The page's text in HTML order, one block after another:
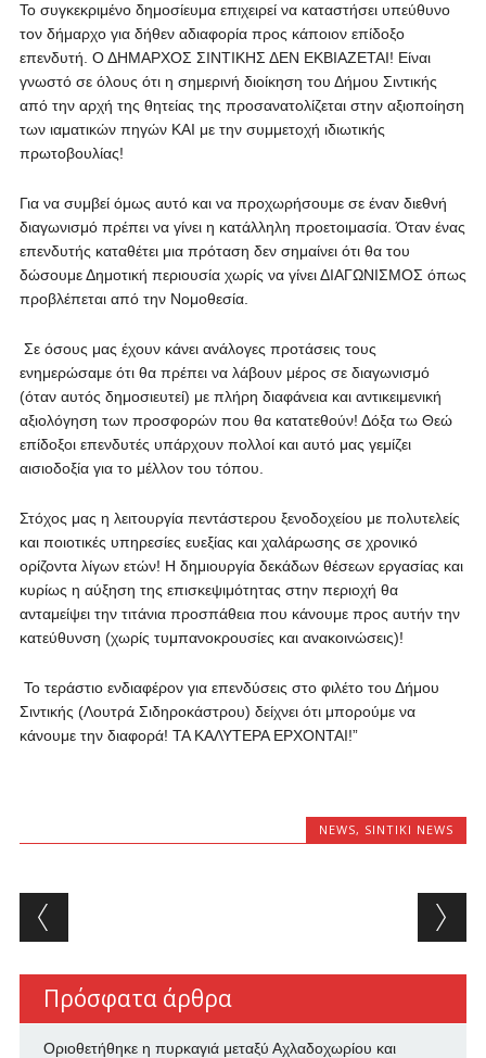
Το συγκεκριμένο δημοσίευμα επιχειρεί να καταστήσει υπεύθυνο
τον δήμαρχο για δήθεν αδιαφορία προς κάποιον επίδοξο
επενδυτή. Ο ΔΗΜΑΡΧΟΣ ΣΙΝΤΙΚΗΣ ΔΕΝ ΕΚΒΙΑΖΕΤΑΙ! Είναι
γνωστό σε όλους ότι η σημερινή διοίκηση του Δήμου Σιντικής
από την αρχή της θητείας της προσανατολίζεται στην αξιοποίηση
των ιαματικών πηγών ΚΑΙ με την συμμετοχή ιδιωτικής
πρωτοβουλίας!
Για να συμβεί όμως αυτό και να προχωρήσουμε σε έναν διεθνή
διαγωνισμό πρέπει να γίνει η κατάλληλη προετοιμασία. Όταν ένας
επενδυτής καταθέτει μια πρόταση δεν σημαίνει ότι θα του
δώσουμε Δημοτική περιουσία χωρίς να γίνει ΔΙΑΓΩΝΙΣΜΟΣ όπως
προβλέπεται από την Νομοθεσία.
Σε όσους μας έχουν κάνει ανάλογες προτάσεις τους
ενημερώσαμε ότι θα πρέπει να λάβουν μέρος σε διαγωνισμό
(όταν αυτός δημοσιευτεί) με πλήρη διαφάνεια και αντικειμενική
αξιολόγηση των προσφορών που θα κατατεθούν! Δόξα τω Θεώ
επίδοξοι επενδυτές υπάρχουν πολλοί και αυτό μας γεμίζει
αισιοδοξία για το μέλλον του τόπου.
Στόχος μας η λειτουργία πεντάστερου ξενοδοχείου με πολυτελείς
και ποιοτικές υπηρεσίες ευεξίας και χαλάρωσης σε χρονικό
ορίζοντα λίγων ετών! Η δημιουργία δεκάδων θέσεων εργασίας και
κυρίως η αύξηση της επισκεψιμότητας στην περιοχή θα
ανταμείψει την τιτάνια προσπάθεια που κάνουμε προς αυτήν την
κατεύθυνση (χωρίς τυμπανοκρουσίες και ανακοινώσεις)!
Το τεράστιο ενδιαφέρον για επενδύσεις στο φιλέτο του Δήμου
Σιντικής (Λουτρά Σιδηροκάστρου) δείχνει ότι μπορούμε να
κάνουμε την διαφορά! ΤΑ ΚΑΛΥΤΕΡΑ ΕΡΧΟΝΤΑΙ!”
NEWS, SINTIKI NEWS
Post navigation
Πρόσφατα άρθρα
Οριοθετήθηκε η πυρκαγιά μεταξύ Αχλαδοχωρίου και